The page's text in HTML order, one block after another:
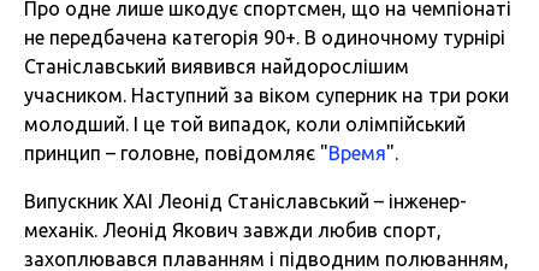
Про одне лише шкодує спортсмен, що на чемпіонаті
не передбачена категорія 90+. В одиночному турнірі
Станіславський виявився найдорослішим
учасником. Наступний за віком суперник на три роки
молодший. І це той випадок, коли олімпійський
принцип – головне, повідомляє "Время".
Випускник ХАІ Леонід Станіславський – інженер-
механік. Леонід Якович завжди любив спорт,
захоплювався плаванням і підводним полюванням,